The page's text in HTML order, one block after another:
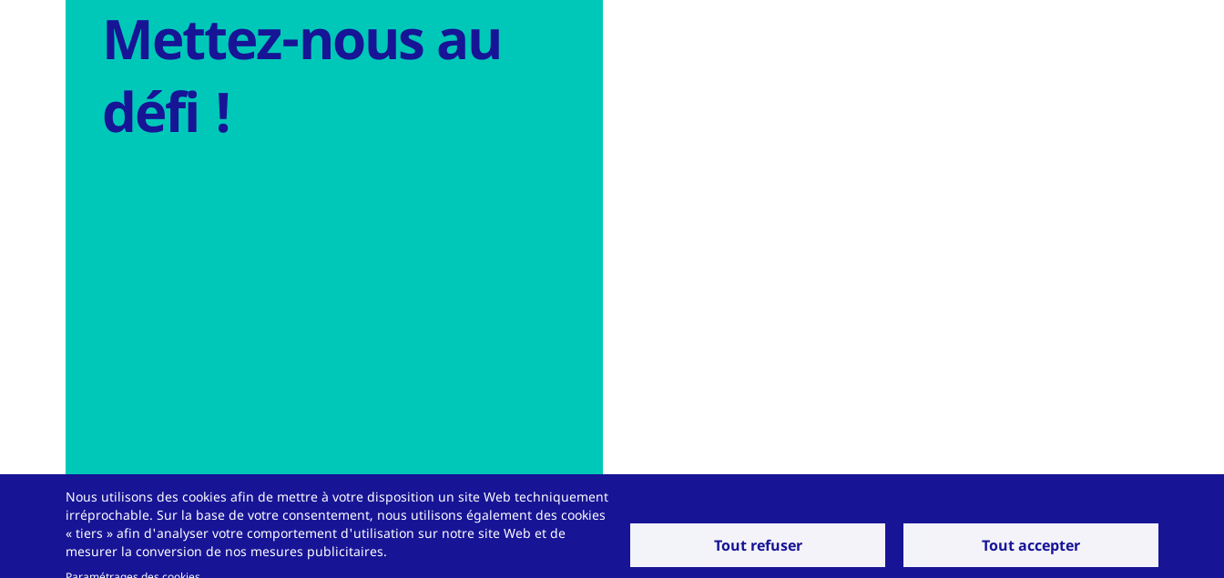
Mettez-nous au
défi !
Contact
Nous utilisons des cookies afin de mettre à votre disposition un site Web techniquement
irréprochable. Sur la base de votre consentement, nous utilisons également des cookies
« tiers » afin d'analyser votre comportement d'utilisation sur notre site Web et de
mesurer la conversion de nos mesures publicitaires.
Tout refuser Tout accepter